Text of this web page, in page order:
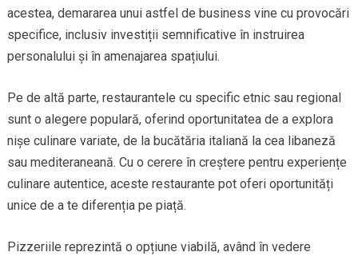
acestea, demararea unui astfel de business vine cu provocări
specifice, inclusiv investiții semnificative în instruirea
personalului și în amenajarea spațiului.
Pe de altă parte, restaurantele cu specific etnic sau regional
sunt o alegere populară, oferind oportunitatea de a explora
nișe culinare variate, de la bucătăria italiană la cea libaneză
sau mediteraneană. Cu o cerere în creștere pentru experiențe
culinare autentice, aceste restaurante pot oferi oportunități
unice de a te diferenția pe piață.
Pizzeriile reprezintă o opțiune viabilă, având în vedere